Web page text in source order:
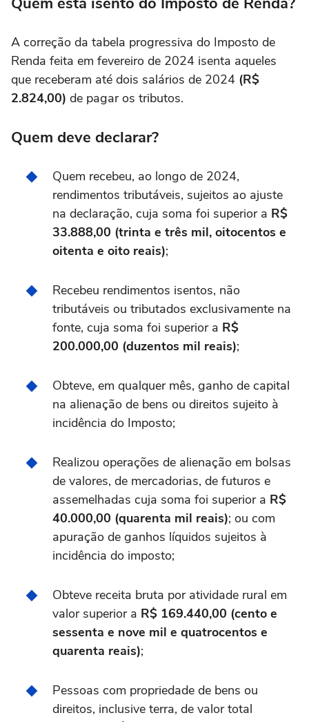
A correção da tabela progressiva do Imposto de
Renda feita em fevereiro de 2024 isenta aqueles
que receberam até dois salários de 2024 (R$
2.824,00) de pagar os tributos.
Quem deve declarar?
Quem recebeu, ao longo de 2024,
rendimentos tributáveis, sujeitos ao ajuste
na declaração, cuja soma foi superior a R$
33.888,00 (trinta e três mil, oitocentos e
oitenta e oito reais);
Recebeu rendimentos isentos, não
tributáveis ou tributados exclusivamente na
fonte, cuja soma foi superior a R$
200.000,00 (duzentos mil reais);
Obteve, em qualquer mês, ganho de capital
na alienação de bens ou direitos sujeito à
incidência do Imposto;
Realizou operações de alienação em bolsas
de valores, de mercadorias, de futuros e
assemelhadas cuja soma foi superior a R$
40.000,00 (quarenta mil reais); ou com
apuração de ganhos líquidos sujeitos à
incidência do imposto;
Obteve receita bruta por atividade rural em
valor superior a R$ 169.440,00 (cento e
sessenta e nove mil e quatrocentos e
quarenta reais);
Pessoas com propriedade de bens ou
direitos, inclusive terra, de valor total